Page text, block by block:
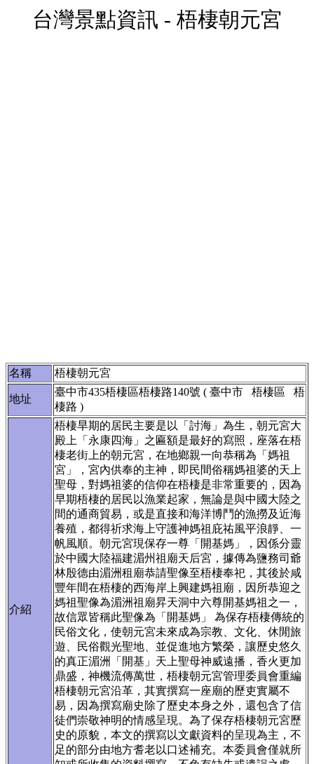
台灣景點資訊 - 梧棲朝元宮
名稱 梧棲朝元宮
地址
臺中市435梧棲區梧棲路140號 ( 臺中市 梧棲區 梧
棲路 )
介紹
梧棲旱期的居民主要是以「討海」為生，朝元宮大
殿上「永康四海」之匾額是最好的寫照，座落在梧
棲老街上的朝元宮，在地鄉親一向恭稱為「媽祖
宮」，宮內供奉的主神，即民間俗稱媽祖婆的天上
聖母，對媽祖婆的信仰在梧棲是非常重要的，因為
早期梧棲的居民以漁業起家，無論是與中國大陸之
間的通商貿易，或是直接和海洋博鬥的漁撈及近海
養殖，都得祈求海上守護神媽祖庇祐風平浪靜、一
帆風順。朝元宮現保存一尊「開基媽」，因係分靈
於中國大陸福建湄州祖廟天后宮，據傳為鹽務司爺
林殷德由湄洲租廟恭請聖像至梧棲奉祀，其後於咸
豐年間在梧棲的西海岸上興建媽祖廟，因所恭迎之
媽祖聖像為湄洲祖廟昇天洞中六尊開基媽祖之一，
故信眾皆稱此聖像為「開基媽」 為保存梧棲傳統的
民俗文化，使朝元宮未來成為宗教、文化、休閒旅
遊、民俗觀光聖地、並促進地方繁榮，讓歷史悠久
的真正湄洲「開基」天上聖母神威遠播，香火更加
鼎盛，神機流傳萬世，梧棲朝元宮管理委員會重編
梧棲朝元宮沿革，其實撰寫一座廟的歷吏實屬不
易，因為撰寫廟史除了歷史本身之外，還包含了信
徒們崇敬神明的情感呈現。為了保存梧棲朝元宮歷
史的原貌，本文的撰寫以文獻資料的呈現為主，不
足的部分由地方耆老以口述補充。本委員會僅就所